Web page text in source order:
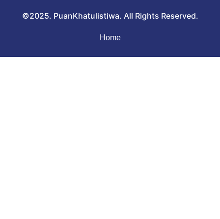
©2025. PuanKhatulistiwa. All Rights Reserved.
Home